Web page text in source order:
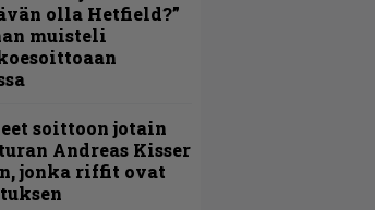
olla Hetfield?”
muisteli
soittoon jotain
Andreas Kisser
jonka riffit ovat